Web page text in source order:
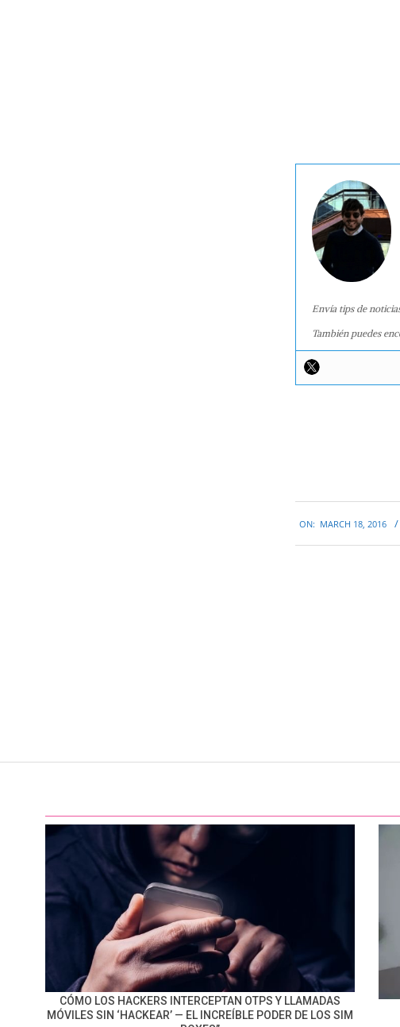
Envía tips de
También puedes
03-
18
ON: MARCH 18, 2016
CÓMO LOS HACKERS INTERCEPTAN OTPS Y LLAMADAS
MÓVILES SIN ‘HACKEAR’ — EL INCREÍBLE PODER DE LOS SIM